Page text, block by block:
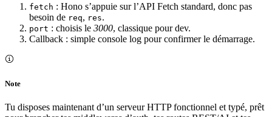
fetch : Hono s’appuie sur l’API Fetch standard, donc pas
besoin de req, res.
port : choisis le 3000, classique pour dev.
Callback : simple console log pour confirmer le démarrage.
Note
Tu disposes maintenant d’un serveur HTTP fonctionnel et typé, prêt